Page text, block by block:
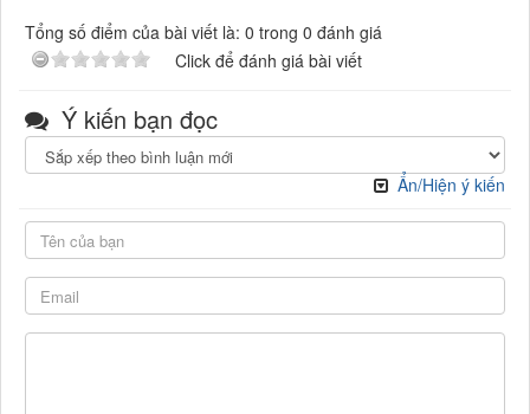
Tổng số điểm của bài viết là: 0 trong 0 đánh giá
Click để đánh giá bài viết
Ý kiến bạn đọc
Ẩn/Hiện ý kiến